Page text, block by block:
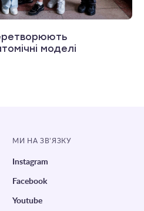
моделі
МИ НА ЗВ’ЯЗКУ
Instagram
Facebook
Youtube